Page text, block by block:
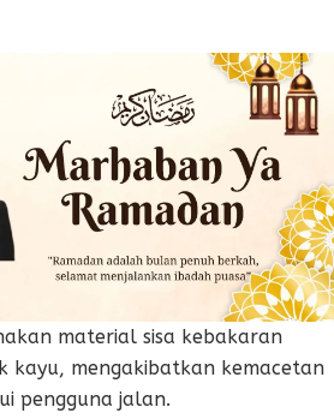
material sisa kebakaran
kayu, mengakibatkan kemacetan
pengguna jalan.